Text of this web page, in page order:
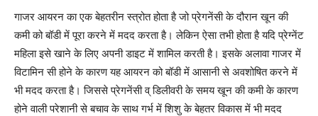
गाजर आयरन का एक बेहतरीन स्त्रोत होता है जो प्रेगनेंसी के दौरान खून की
कमी को बॉडी में पूरा करने में मदद करता है। लेकिन ऐसा तभी होता है यदि प्रेग्नेंट
महिला इसे खाने के लिए अपनी डाइट में शामिल करती है। इसके अलावा गाजर में
विटामिन सी होने के कारण यह आयरन को बॉडी में आसानी से अवशोषित करने में
भी मदद करता है। जिससे प्रेगनेंसी व् डिलीवरी के समय खून की कमी के कारण
होने वाली परेशानी से बचाव के साथ गर्भ में शिशु के बेहतर विकास में भी मदद